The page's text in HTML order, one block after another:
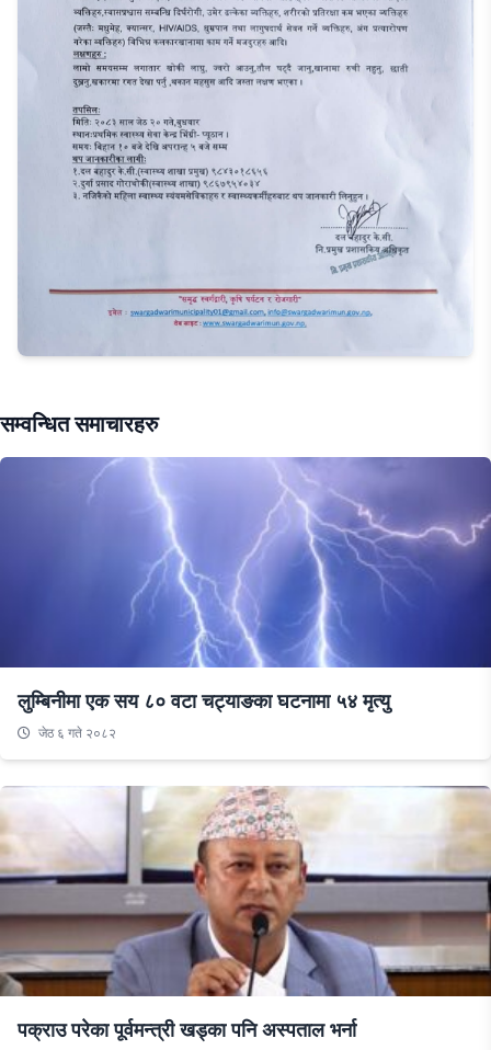
सम्वन्धित समाचारहरु
लुम्बिनीमा एक सय ८० वटा चट्याङका घटनामा ५४ मृत्यु
जेठ ६ गते २०८२
पक्राउ परेका पूर्वमन्त्री खड्का पनि अस्पताल भर्ना